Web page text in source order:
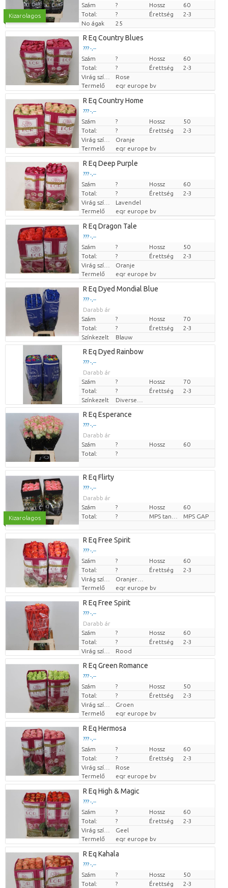
Kizarolagos
Szám
? Hossz
60
Total:
? Érettség
2-3
No ágak
25
R Eq Country Blues
??? -,--
Darabb ár
Szám ? Hossz
60
Total:
? Érettség
2-3
Virág színe
Rose
Termelő
eqr europe bv
R Eq Country Home
??? -,--
Darabb ár
Szám ? Hossz
50
Total:
? Érettség
2-3
Virág színe
Oranje
Termelő
eqr europe bv
R Eq Deep Purple
??? -,--
Darabb ár
Szám ? Hossz
60
Total:
? Érettség
2-3
Virág színe
Lavendel
Termelő
eqr europe bv
R Eq Dragon Tale
??? -,--
Darabb ár
Szám ? Hossz
50
Total:
? Érettség
2-3
Virág színe
Oranje
Termelő
eqr europe bv
R Eq Dyed Mondial Blue
??? -,--
Darabb ár
Szám
? Hossz
70
Total:
? Érettség
2-3
Színkezelt
Blauw
R Eq Dyed Rainbow
??? -,--
Darabb ár
Szám
? Hossz
70
Total:
? Érettség
2-3
Színkezelt
R Eq Esperance
??? -,--
Darabb ár
Szám
? Hossz
60
Total:
?
Kizarolagos
R Eq Flirty
??? -,--
Darabb ár
Szám
? Hossz
60
Total:
? MPS GAP
R Eq Free Spirit
??? -,--
Darabb ár
Szám ? Hossz
60
Total:
? Érettség
2-3
Virág színe
Oranjeroze
Termelő
eqr europe bv
R Eq Free Spirit
??? -,--
Darabb ár
Szám
? Hossz
60
Total:
? Érettség
2-3
Virág színe
Rood
R Eq Green Romance
??? -,--
Darabb ár
Szám ? Hossz
50
Total:
? Érettség
2-3
Virág színe
Groen
Termelő
eqr europe bv
R Eq Hermosa
??? -,--
Darabb ár
Szám ? Hossz
60
Total:
? Érettség
2-3
Virág színe
Rose
Termelő
eqr europe bv
R Eq High & Magic
??? -,--
Darabb ár
Szám ? Hossz
60
Total:
? Érettség
2-3
Virág színe
Geel
Termelő
eqr europe bv
R Eq Kahala
??? -,--
Darabb ár
Szám ? Hossz
50
Total:
? Érettség 2-3